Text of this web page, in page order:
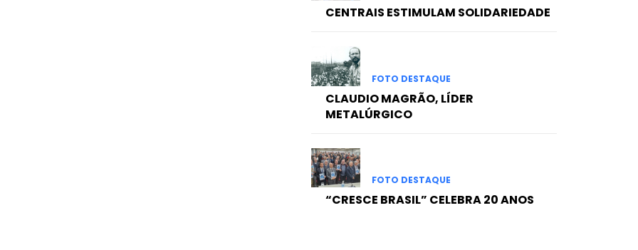
CENTRAIS ESTIMULAM SOLIDARIEDADE
FOTO DESTAQUE
CLAUDIO MAGRÃO, LÍDER
METALÚRGICO
FOTO DESTAQUE
“CRESCE BRASIL” CELEBRA 20 ANOS